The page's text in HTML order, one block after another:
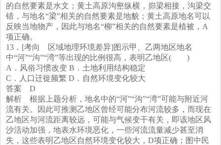
的自然要素是水文；黄土高原沟壑纵横，峁梁相接，沟梁交
错，与地名“梁”相关的自然要素是地貌；黄土高原地名可以
反映当地物产，因此与地名“柳”相关的自然要素是植被，A
项正确。
13．[考向 区域地理环境差异]图示甲、乙两地区地名
中“河”“沟”“湾”等出现的比例很高，表明乙地区( )
A．风俗习惯改变 B．土地利用结构稳定
C．人口迁徙频繁 D．自然环境变化较大
答案 D
解析 根据上题分析，地名中的“河”“沟”“湾”可能与附近河
流有关。因此可推测乙地区曾经可能分布河流较多，而现在
乙地区与河流距离较远，可能与气候变干有关，即该地区风
沙活动加强，地表水环境恶化，一些河流流量减少甚至消
失，这些表明乙地区自然环境变化较大，D项正确；图中民